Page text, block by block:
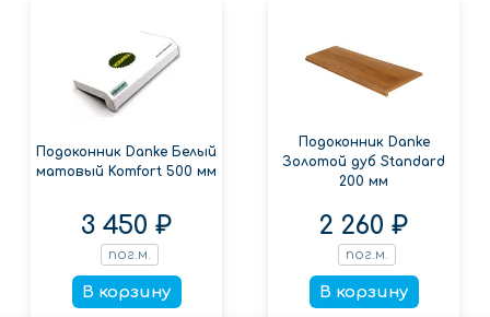
Подоконник Danke Белый
матовый Komfort 500 мм
3 450 ₽
пог.м.
В корзину
Подоконник Danke
Золотой дуб Standard
200 мм
2 260 ₽
пог.м.
В корзину